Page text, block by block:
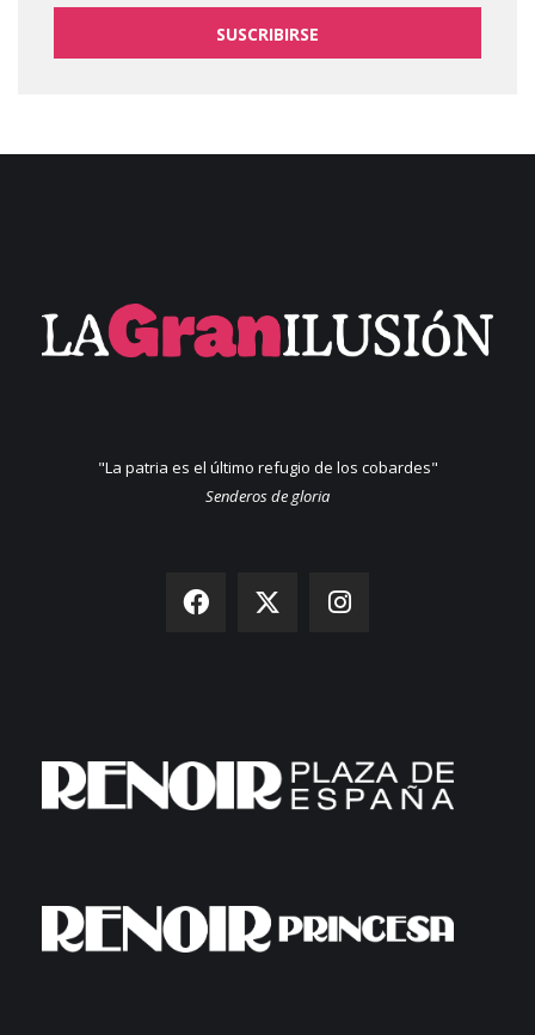
SUSCRIBIRSE
"La patria es el último refugio de los cobardes"
Senderos de gloria